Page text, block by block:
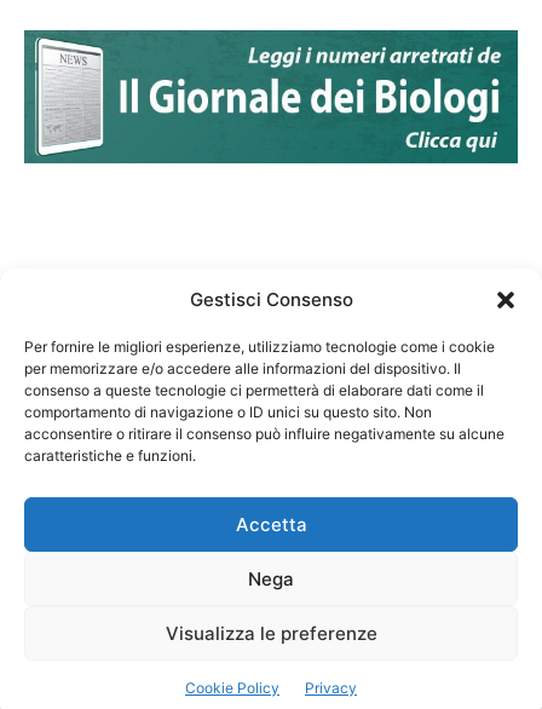
Gestisci Consenso
Per fornire le migliori esperienze, utilizziamo tecnologie come i cookie
per memorizzare e/o accedere alle informazioni del dispositivo. Il
consenso a queste tecnologie ci permetterà di elaborare dati come il
comportamento di navigazione o ID unici su questo sito. Non
acconsentire o ritirare il consenso può influire negativamente su alcune
caratteristiche e funzioni.
Accetta
Nega
Visualizza le preferenze
Cookie Policy Privacy
Federazione Nazionale Degli Ordini dei Biologi:
codice fiscale 80069130583
Responsabile sito internet www.fnob.it:
Privacy Policy Cookie Policy
Rights Reserved.